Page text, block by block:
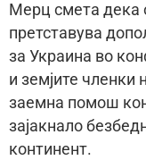
Мерц смета дека
претставува
за Украина во
и земјите членки
заемна помош
зајакнало
континент.